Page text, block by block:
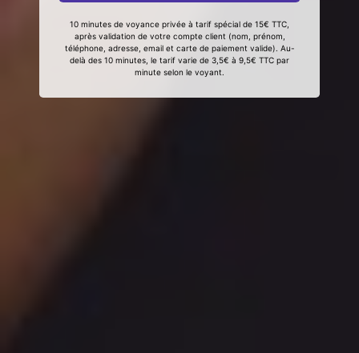
10 minutes de voyance privée à tarif spécial de 15€ TTC,
après validation de votre compte client (nom, prénom,
téléphone, adresse, email et carte de paiement valide). Au-
delà des 10 minutes, le tarif varie de 3,5€ à 9,5€ TTC par
minute selon le voyant.